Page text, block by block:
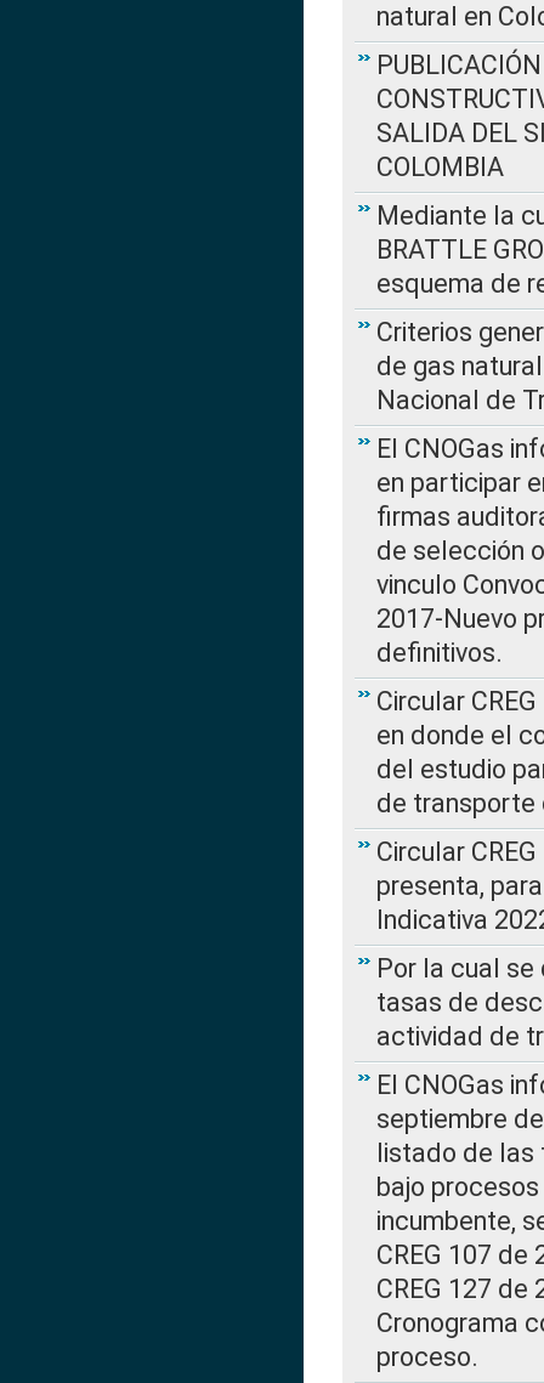
natural en
SALIDA DEL
COLOMBIA
Mediante la
BRATTLE
esquema de
Criterios
de gas
Nacional de
El CNOGas
en participar
firmas
de selección
vinculo
2017-Nuevo
definitivos.
Circular
en donde el
del estudio
de transporte
Circular
presenta,
Indicativa
Por la cual
tasas de
actividad de
El CNOGas
septiembre
listado de las
bajo
incumbente,
CREG 107
CREG 127 de
Cronograma
proceso.